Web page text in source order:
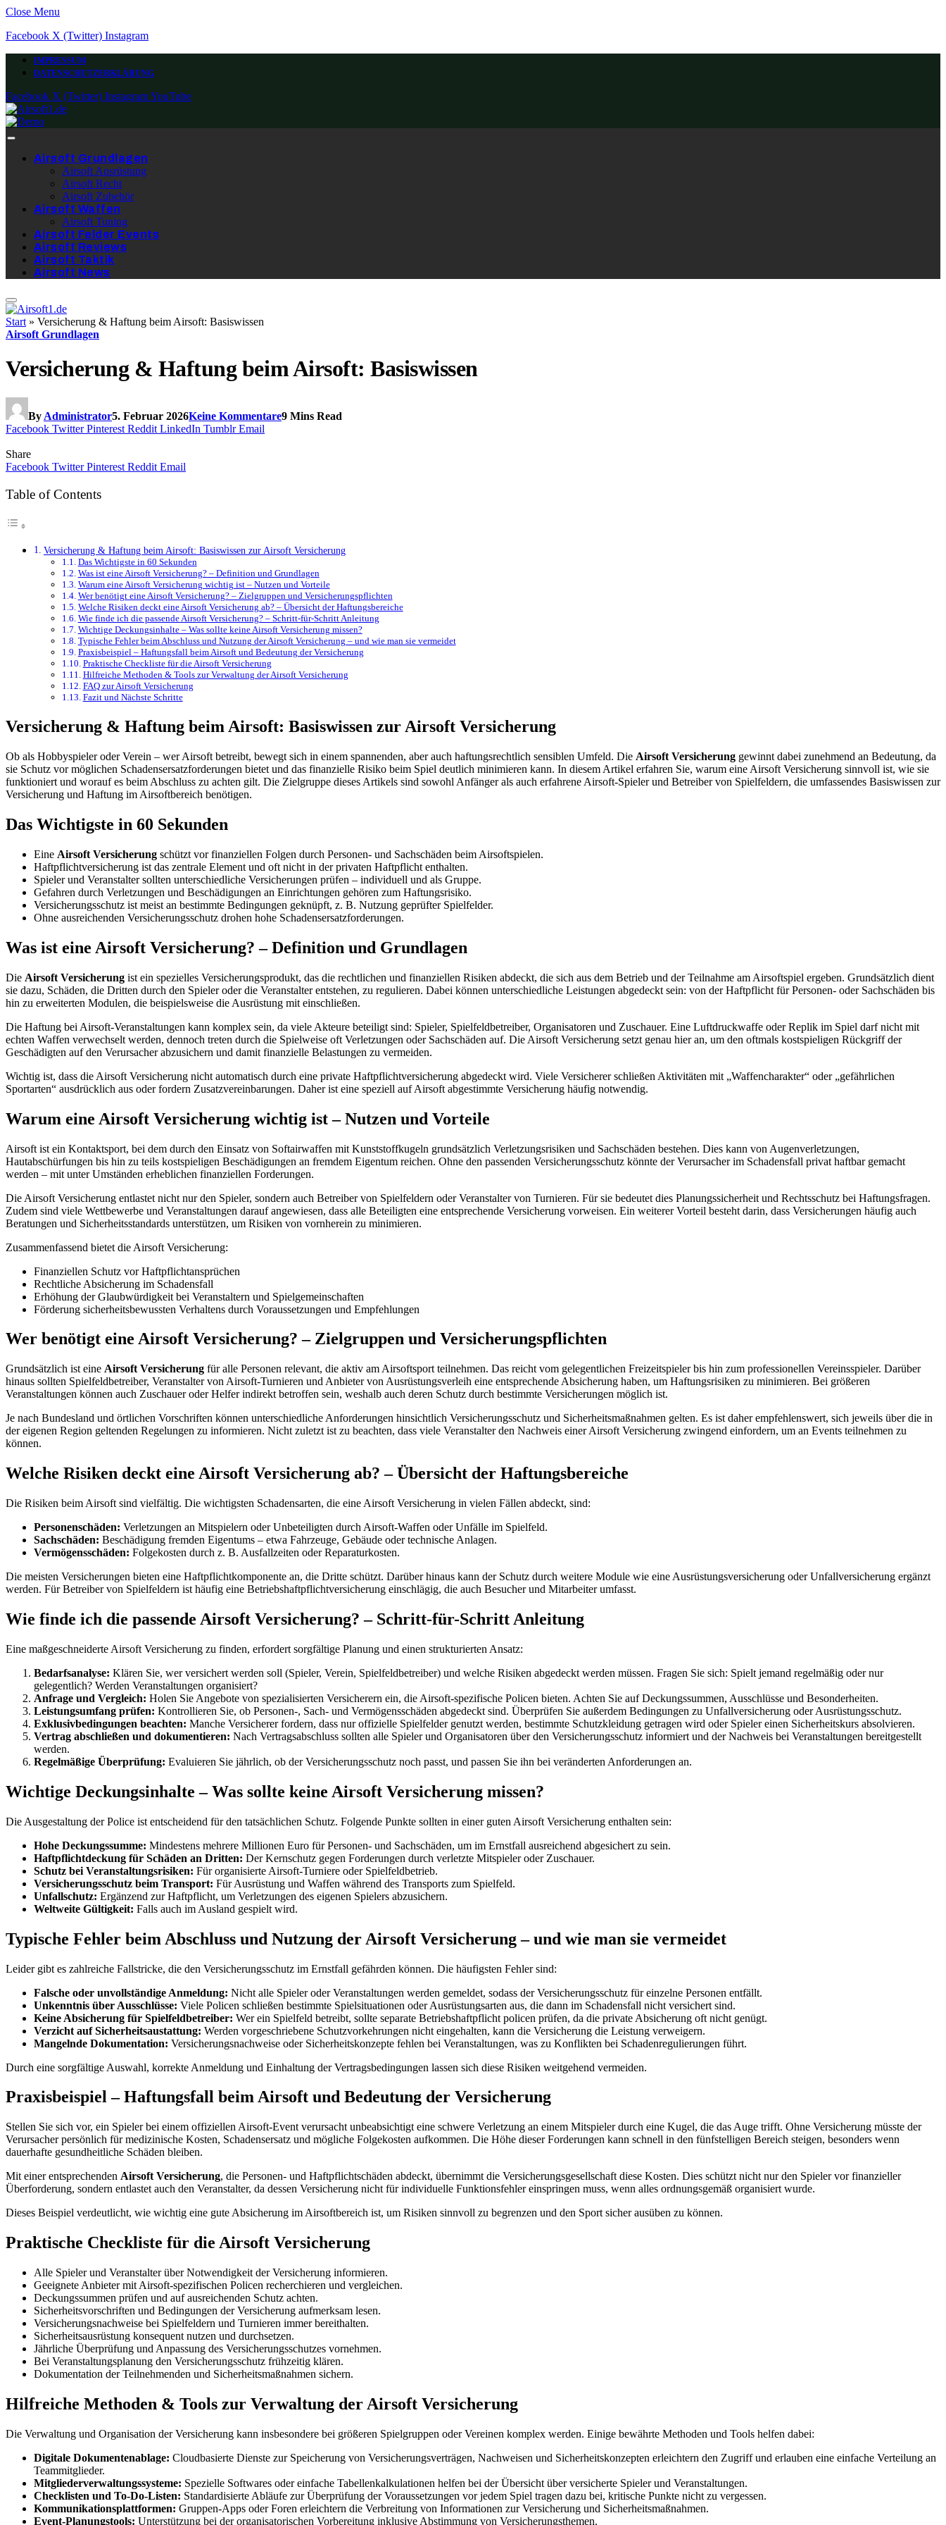
Close Menu
Facebook X (Twitter) Instagram
IMPRESSUM
DATENSCHUTZERKLÄRUNG
Facebook X (Twitter) InstagramYouTube
Airsoft Grundlagen
Airsoft Ausrüstung
Airsoft Recht
Airsoft Zubehör
Airsoft Waffen
Airsoft Tuning
Airsoft Felder Events
Airsoft Reviews
Airsoft Taktik
Airsoft News
Start » Versicherung & Haftung beim Airsoft: Basiswissen
Airsoft Grundlagen
Versicherung & Haftung beim Airsoft: Basiswissen
By Administrator5. Februar 2026Keine Kommentare9 Mins Read
Facebook Twitter Pinterest Reddit LinkedIn Tumblr Email
Share
Facebook Twitter Pinterest Reddit Email
Table of Contents
Versicherung & Haftung beim Airsoft: Basiswissen zur Airsoft Versicherung
Das Wichtigste in 60 Sekunden
Was ist eine Airsoft Versicherung? – Definition und Grundlagen
Warum eine Airsoft Versicherung wichtig ist – Nutzen und Vorteile
Wer benötigt eine Airsoft Versicherung? – Zielgruppen und Versicherungspflichten
Welche Risiken deckt eine Airsoft Versicherung ab? – Übersicht der Haftungsbereiche
Wie finde ich die passende Airsoft Versicherung? – Schritt-für-Schritt Anleitung
Wichtige Deckungsinhalte – Was sollte keine Airsoft Versicherung missen?
Typische Fehler beim Abschluss und Nutzung der Airsoft Versicherung – und wie man sie vermeidet
Praxisbeispiel – Haftungsfall beim Airsoft und Bedeutung der Versicherung
Praktische Checkliste für die Airsoft Versicherung
Hilfreiche Methoden & Tools zur Verwaltung der Airsoft Versicherung
FAQ zur Airsoft Versicherung
Fazit und Nächste Schritte
Versicherung & Haftung beim Airsoft: Basiswissen zur Airsoft Versicherung
Ob als Hobbyspieler oder Verein – wer Airsoft betreibt, bewegt sich in einem spannenden, aber auch haftungsrechtlich sensiblen Umfeld. Die Airsoft Versicherung gewinnt dabei zunehmend an Bedeutung, da
sie Schutz vor möglichen Schadensersatzforderungen bietet und das finanzielle Risiko beim Spiel deutlich minimieren kann. In diesem Artikel erfahren Sie, warum eine Airsoft Versicherung sinnvoll ist, wie sie
funktioniert und worauf es beim Abschluss zu achten gilt. Die Zielgruppe dieses Artikels sind sowohl Anfänger als auch erfahrene Airsoft-Spieler und Betreiber von Spielfeldern, die umfassendes Basiswissen zur
Versicherung und Haftung im Airsoftbereich benötigen.
Das Wichtigste in 60 Sekunden
Eine Airsoft Versicherung schützt vor finanziellen Folgen durch Personen- und Sachschäden beim Airsoftspielen.
Haftpflichtversicherung ist das zentrale Element und oft nicht in der privaten Haftpflicht enthalten.
Spieler und Veranstalter sollten unterschiedliche Versicherungen prüfen – individuell und als Gruppe.
Gefahren durch Verletzungen und Beschädigungen an Einrichtungen gehören zum Haftungsrisiko.
Versicherungsschutz ist meist an bestimmte Bedingungen geknüpft, z. B. Nutzung geprüfter Spielfelder.
Ohne ausreichenden Versicherungsschutz drohen hohe Schadensersatzforderungen.
Was ist eine Airsoft Versicherung? – Definition und Grundlagen
Die Airsoft Versicherung ist ein spezielles Versicherungsprodukt, das die rechtlichen und finanziellen Risiken abdeckt, die sich aus dem Betrieb und der Teilnahme am Airsoftspiel ergeben. Grundsätzlich dient
sie dazu, Schäden, die Dritten durch den Spieler oder die Veranstalter entstehen, zu regulieren. Dabei können unterschiedliche Leistungen abgedeckt sein: von der Haftpflicht für Personen- oder Sachschäden bis
hin zu erweiterten Modulen, die beispielsweise die Ausrüstung mit einschließen.
Die Haftung bei Airsoft-Veranstaltungen kann komplex sein, da viele Akteure beteiligt sind: Spieler, Spielfeldbetreiber, Organisatoren und Zuschauer. Eine Luftdruckwaffe oder Replik im Spiel darf nicht mit
echten Waffen verwechselt werden, dennoch treten durch die Spielweise oft Verletzungen oder Sachschäden auf. Die Airsoft Versicherung setzt genau hier an, um den oftmals kostspieligen Rückgriff der
Geschädigten auf den Verursacher abzusichern und damit finanzielle Belastungen zu vermeiden.
Wichtig ist, dass die Airsoft Versicherung nicht automatisch durch eine private Haftpflichtversicherung abgedeckt wird. Viele Versicherer schließen Aktivitäten mit „Waffencharakter“ oder „gefährlichen
Sportarten“ ausdrücklich aus oder fordern Zusatzvereinbarungen. Daher ist eine speziell auf Airsoft abgestimmte Versicherung häufig notwendig.
Warum eine Airsoft Versicherung wichtig ist – Nutzen und Vorteile
Airsoft ist ein Kontaktsport, bei dem durch den Einsatz von Softairwaffen mit Kunststoffkugeln grundsätzlich Verletzungsrisiken und Sachschäden bestehen. Dies kann von Augenverletzungen,
Hautabschürfungen bis hin zu teils kostspieligen Beschädigungen an fremdem Eigentum reichen. Ohne den passenden Versicherungsschutz könnte der Verursacher im Schadensfall privat haftbar gemacht
werden – mit unter Umständen erheblichen finanziellen Forderungen.
Die Airsoft Versicherung entlastet nicht nur den Spieler, sondern auch Betreiber von Spielfeldern oder Veranstalter von Turnieren. Für sie bedeutet dies Planungssicherheit und Rechtsschutz bei Haftungsfragen.
Zudem sind viele Wettbewerbe und Veranstaltungen darauf angewiesen, dass alle Beteiligten eine entsprechende Versicherung vorweisen. Ein weiterer Vorteil besteht darin, dass Versicherungen häufig auch
Beratungen und Sicherheitsstandards unterstützen, um Risiken von vornherein zu minimieren.
Zusammenfassend bietet die Airsoft Versicherung:
Finanziellen Schutz vor Haftpflichtansprüchen
Rechtliche Absicherung im Schadensfall
Erhöhung der Glaubwürdigkeit bei Veranstaltern und Spielgemeinschaften
Förderung sicherheitsbewussten Verhaltens durch Voraussetzungen und Empfehlungen
Wer benötigt eine Airsoft Versicherung? – Zielgruppen und Versicherungspflichten
Grundsätzlich ist eine Airsoft Versicherung für alle Personen relevant, die aktiv am Airsoftsport teilnehmen. Das reicht vom gelegentlichen Freizeitspieler bis hin zum professionellen Vereinsspieler. Darüber
hinaus sollten Spielfeldbetreiber, Veranstalter von Airsoft-Turnieren und Anbieter von Ausrüstungsverleih eine entsprechende Absicherung haben, um Haftungsrisiken zu minimieren. Bei größeren
Veranstaltungen können auch Zuschauer oder Helfer indirekt betroffen sein, weshalb auch deren Schutz durch bestimmte Versicherungen möglich ist.
Je nach Bundesland und örtlichen Vorschriften können unterschiedliche Anforderungen hinsichtlich Versicherungsschutz und Sicherheitsmaßnahmen gelten. Es ist daher empfehlenswert, sich jeweils über die in
der eigenen Region geltenden Regelungen zu informieren. Nicht zuletzt ist zu beachten, dass viele Veranstalter den Nachweis einer Airsoft Versicherung zwingend einfordern, um an Events teilnehmen zu
können.
Welche Risiken deckt eine Airsoft Versicherung ab? – Übersicht der Haftungsbereiche
Die Risiken beim Airsoft sind vielfältig. Die wichtigsten Schadensarten, die eine Airsoft Versicherung in vielen Fällen abdeckt, sind:
Personenschäden: Verletzungen an Mitspielern oder Unbeteiligten durch Airsoft-Waffen oder Unfälle im Spielfeld.
Sachschäden: Beschädigung fremden Eigentums – etwa Fahrzeuge, Gebäude oder technische Anlagen.
Vermögensschäden: Folgekosten durch z. B. Ausfallzeiten oder Reparaturkosten.
Die meisten Versicherungen bieten eine Haftpflichtkomponente an, die Dritte schützt. Darüber hinaus kann der Schutz durch weitere Module wie eine Ausrüstungsversicherung oder Unfallversicherung ergänzt
werden. Für Betreiber von Spielfeldern ist häufig eine Betriebshaftpflichtversicherung einschlägig, die auch Besucher und Mitarbeiter umfasst.
Wie finde ich die passende Airsoft Versicherung? – Schritt-für-Schritt Anleitung
Eine maßgeschneiderte Airsoft Versicherung zu finden, erfordert sorgfältige Planung und einen strukturierten Ansatz:
Bedarfsanalyse: Klären Sie, wer versichert werden soll (Spieler, Verein, Spielfeldbetreiber) und welche Risiken abgedeckt werden müssen. Fragen Sie sich: Spielt jemand regelmäßig oder nur
gelegentlich? Werden Veranstaltungen organisiert?
Anfrage und Vergleich: Holen Sie Angebote von spezialisierten Versicherern ein, die Airsoft-spezifische Policen bieten. Achten Sie auf Deckungssummen, Ausschlüsse und Besonderheiten.
Leistungsumfang prüfen: Kontrollieren Sie, ob Personen-, Sach- und Vermögensschäden abgedeckt sind. Überprüfen Sie außerdem Bedingungen zu Unfallversicherung oder Ausrüstungsschutz.
Exklusivbedingungen beachten: Manche Versicherer fordern, dass nur offizielle Spielfelder genutzt werden, bestimmte Schutzkleidung getragen wird oder Spieler einen Sicherheitskurs absolvieren.
Vertrag abschließen und dokumentieren: Nach Vertragsabschluss sollten alle Spieler und Organisatoren über den Versicherungsschutz informiert und der Nachweis bei Veranstaltungen bereitgestellt
werden.
Regelmäßige Überprüfung: Evaluieren Sie jährlich, ob der Versicherungsschutz noch passt, und passen Sie ihn bei veränderten Anforderungen an.
Wichtige Deckungsinhalte – Was sollte keine Airsoft Versicherung missen?
Die Ausgestaltung der Police ist entscheidend für den tatsächlichen Schutz. Folgende Punkte sollten in einer guten Airsoft Versicherung enthalten sein:
Hohe Deckungssumme: Mindestens mehrere Millionen Euro für Personen- und Sachschäden, um im Ernstfall ausreichend abgesichert zu sein.
Haftpflichtdeckung für Schäden an Dritten: Der Kernschutz gegen Forderungen durch verletzte Mitspieler oder Zuschauer.
Schutz bei Veranstaltungsrisiken: Für organisierte Airsoft-Turniere oder Spielfeldbetrieb.
Versicherungsschutz beim Transport: Für Ausrüstung und Waffen während des Transports zum Spielfeld.
Unfallschutz: Ergänzend zur Haftpflicht, um Verletzungen des eigenen Spielers abzusichern.
Weltweite Gültigkeit: Falls auch im Ausland gespielt wird.
Typische Fehler beim Abschluss und Nutzung der Airsoft Versicherung – und wie man sie vermeidet
Leider gibt es zahlreiche Fallstricke, die den Versicherungsschutz im Ernstfall gefährden können. Die häufigsten Fehler sind:
Falsche oder unvollständige Anmeldung: Nicht alle Spieler oder Veranstaltungen werden gemeldet, sodass der Versicherungsschutz für einzelne Personen entfällt.
Unkenntnis über Ausschlüsse: Viele Policen schließen bestimmte Spielsituationen oder Ausrüstungsarten aus, die dann im Schadensfall nicht versichert sind.
Keine Absicherung für Spielfeldbetreiber: Wer ein Spielfeld betreibt, sollte separate Betriebshaftpflicht policen prüfen, da die private Absicherung oft nicht genügt.
Verzicht auf Sicherheitsaustattung: Werden vorgeschriebene Schutzvorkehrungen nicht eingehalten, kann die Versicherung die Leistung verweigern.
Mangelnde Dokumentation: Versicherungsnachweise oder Sicherheitskonzepte fehlen bei Veranstaltungen, was zu Konflikten bei Schadenregulierungen führt.
Durch eine sorgfältige Auswahl, korrekte Anmeldung und Einhaltung der Vertragsbedingungen lassen sich diese Risiken weitgehend vermeiden.
Praxisbeispiel – Haftungsfall beim Airsoft und Bedeutung der Versicherung
Stellen Sie sich vor, ein Spieler bei einem offiziellen Airsoft-Event verursacht unbeabsichtigt eine schwere Verletzung an einem Mitspieler durch eine Kugel, die das Auge trifft. Ohne Versicherung müsste der
Verursacher persönlich für medizinische Kosten, Schadensersatz und mögliche Folgekosten aufkommen. Die Höhe dieser Forderungen kann schnell in den fünfstelligen Bereich steigen, besonders wenn
dauerhafte gesundheitliche Schäden bleiben.
Mit einer entsprechenden Airsoft Versicherung, die Personen- und Haftpflichtschäden abdeckt, übernimmt die Versicherungsgesellschaft diese Kosten. Dies schützt nicht nur den Spieler vor finanzieller
Überforderung, sondern entlastet auch den Veranstalter, da dessen Versicherung nicht für individuelle Funktionsfehler einspringen muss, wenn alles ordnungsgemäß organisiert wurde.
Dieses Beispiel verdeutlicht, wie wichtig eine gute Absicherung im Airsoftbereich ist, um Risiken sinnvoll zu begrenzen und den Sport sicher ausüben zu können.
Praktische Checkliste für die Airsoft Versicherung
Alle Spieler und Veranstalter über Notwendigkeit der Versicherung informieren.
Geeignete Anbieter mit Airsoft-spezifischen Policen recherchieren und vergleichen.
Deckungssummen prüfen und auf ausreichenden Schutz achten.
Sicherheitsvorschriften und Bedingungen der Versicherung aufmerksam lesen.
Versicherungsnachweise bei Spielfeldern und Turnieren immer bereithalten.
Sicherheitsausrüstung konsequent nutzen und durchsetzen.
Jährliche Überprüfung und Anpassung des Versicherungsschutzes vornehmen.
Bei Veranstaltungsplanung den Versicherungsschutz frühzeitig klären.
Dokumentation der Teilnehmenden und Sicherheitsmaßnahmen sichern.
Hilfreiche Methoden & Tools zur Verwaltung der Airsoft Versicherung
Die Verwaltung und Organisation der Versicherung kann insbesondere bei größeren Spielgruppen oder Vereinen komplex werden. Einige bewährte Methoden und Tools helfen dabei:
Digitale Dokumentenablage: Cloudbasierte Dienste zur Speicherung von Versicherungsverträgen, Nachweisen und Sicherheitskonzepten erleichtern den Zugriff und erlauben eine einfache Verteilung an
Teammitglieder.
Mitgliederverwaltungssysteme: Spezielle Softwares oder einfache Tabellenkalkulationen helfen bei der Übersicht über versicherte Spieler und Veranstaltungen.
Checklisten und To-Do-Listen: Standardisierte Abläufe zur Überprüfung der Voraussetzungen vor jedem Spiel tragen dazu bei, kritische Punkte nicht zu vergessen.
Kommunikationsplattformen: Gruppen-Apps oder Foren erleichtern die Verbreitung von Informationen zur Versicherung und Sicherheitsmaßnahmen.
Event-Planungstools: Unterstützung bei der organisatorischen Vorbereitung inklusive Abstimmung von Versicherungsthemen.